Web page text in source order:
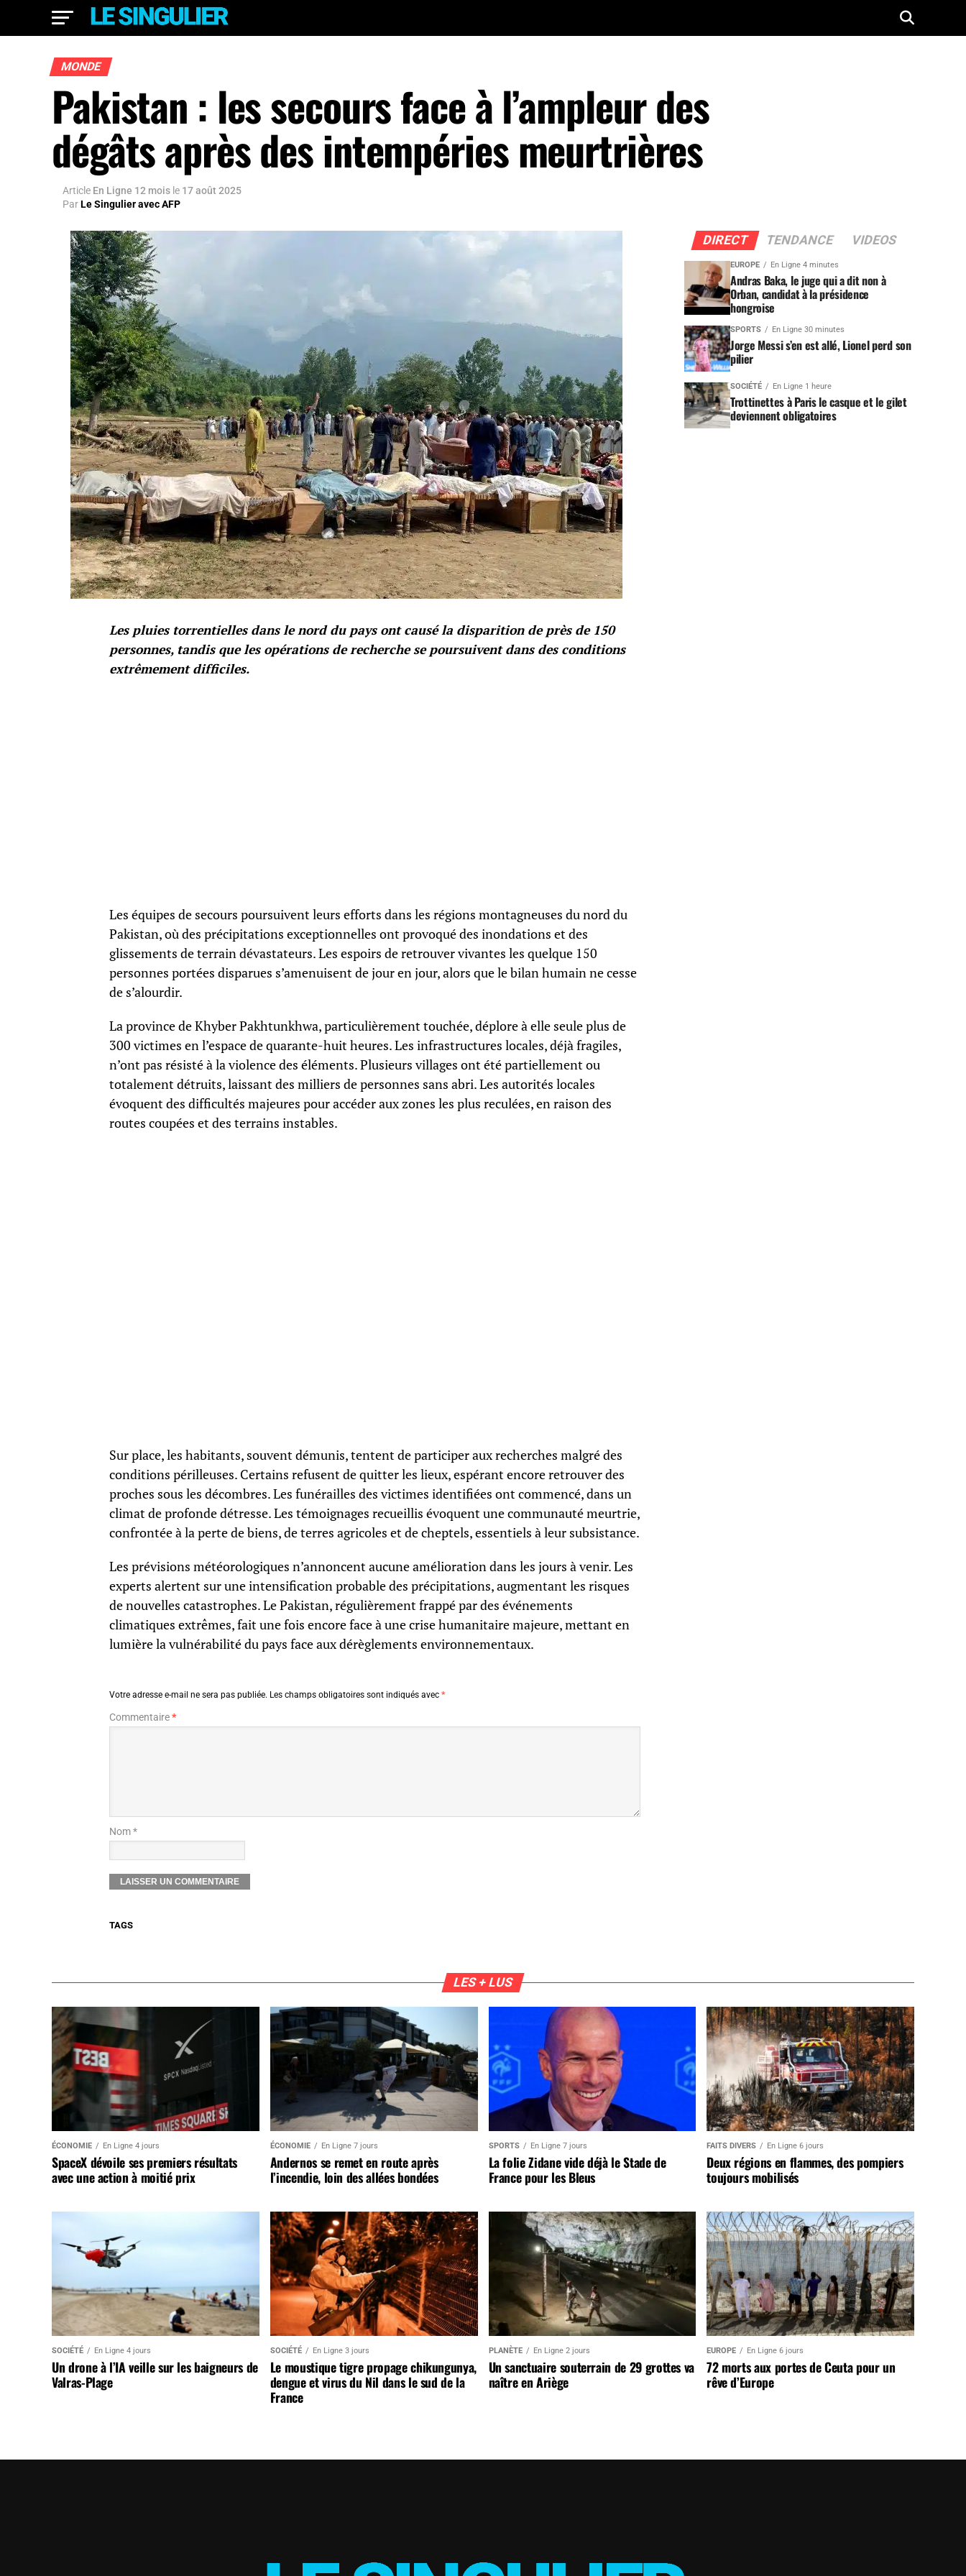
MONDE
Pakistan : les secours face à l’ampleur des
dégâts après des intempéries meurtrières
Article En Ligne 12 mois le 17 août 2025
ParLe Singulier avec AFP
Les pluies torrentielles dans le nord du pays ont causé la disparition de près de 150
personnes, tandis que les opérations de recherche se poursuivent dans des conditions
extrêmement difficiles.
Les équipes de secours poursuivent leurs efforts dans les régions montagneuses du nord du
Pakistan, où des précipitations exceptionnelles ont provoqué des inondations et des
glissements de terrain dévastateurs. Les espoirs de retrouver vivantes les quelque 150
personnes portées disparues s’amenuisent de jour en jour, alors que le bilan humain ne cesse
de s’alourdir.
La province de Khyber Pakhtunkhwa, particulièrement touchée, déplore à elle seule plus de
300 victimes en l’espace de quarante-huit heures. Les infrastructures locales, déjà fragiles,
n’ont pas résisté à la violence des éléments. Plusieurs villages ont été partiellement ou
totalement détruits, laissant des milliers de personnes sans abri. Les autorités locales
évoquent des difficultés majeures pour accéder aux zones les plus reculées, en raison des
routes coupées et des terrains instables.
Sur place, les habitants, souvent démunis, tentent de participer aux recherches malgré des
conditions périlleuses. Certains refusent de quitter les lieux, espérant encore retrouver des
proches sous les décombres. Les funérailles des victimes identifiées ont commencé, dans un
climat de profonde détresse. Les témoignages recueillis évoquent une communauté meurtrie,
confrontée à la perte de biens, de terres agricoles et de cheptels, essentiels à leur subsistance.
Les prévisions météorologiques n’annoncent aucune amélioration dans les jours à venir. Les
experts alertent sur une intensification probable des précipitations, augmentant les risques
de nouvelles catastrophes. Le Pakistan, régulièrement frappé par des événements
climatiques extrêmes, fait une fois encore face à une crise humanitaire majeure, mettant en
lumière la vulnérabilité du pays face aux dérèglements environnementaux.
Votre adresse e-mail ne sera pas publiée. Les champs obligatoires sont indiqués avec *
Commentaire*
Nom *
TAGS
DIRECT TENDANCE VIDEOS
EUROPE En Ligne 4 minutes
Andras Baka, le juge qui a dit non à
Orban, candidat à la présidence
hongroise
SPORTS En Ligne 30 minutes
Jorge Messi s’en est allé, Lionel perd son
pilier
SOCIÉTÉ En Ligne 1 heure
Trottinettes à Paris le casque et le gilet
deviennent obligatoires
LES + LUS
ÉCONOMIE En Ligne 4 jours
SpaceX dévoile ses premiers résultats
avec une action à moitié prix
ÉCONOMIE En Ligne 7 jours
Andernos se remet en route après
l’incendie, loin des allées bondées
SPORTS En Ligne 7 jours
La folie Zidane vide déjà le Stade de
France pour les Bleus
FAITS DIVERS En Ligne 6 jours
Deux régions en flammes, des pompiers
toujours mobilisés
SOCIÉTÉ En Ligne 4 jours
Un drone à l’IA veille sur les baigneurs de
Valras-Plage
SOCIÉTÉ En Ligne 3 jours
Le moustique tigre propage chikungunya,
dengue et virus du Nil dans le sud de la
France
PLANÈTE En Ligne 2 jours
Un sanctuaire souterrain de 29 grottes va
naître en Ariège
EUROPE En Ligne 6 jours
72 morts aux portes de Ceuta pour un
rêve d’Europe